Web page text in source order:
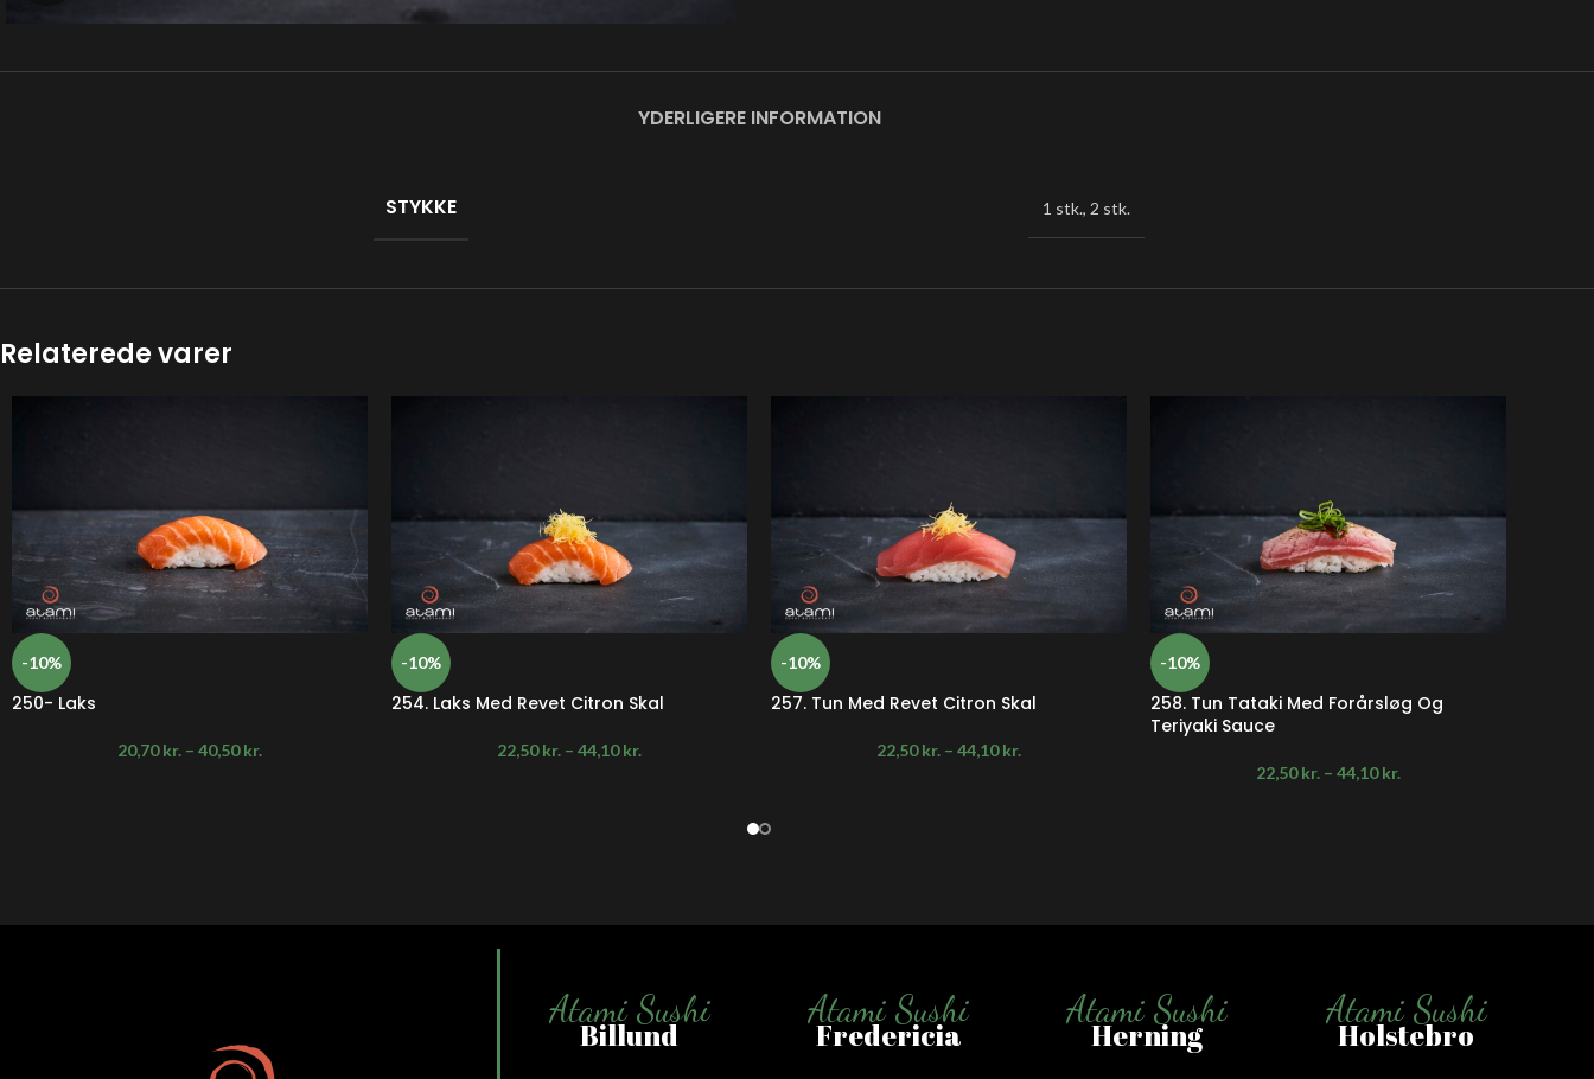
YDERLIGERE INFORMATION
STYKKE 1 stk., 2 stk.
Relaterede varer
-10%
250- Laks
20,70kr. – 40,50kr.
-10%
254. Laks Med Revet Citron Skal
22,50kr. – 44,10kr.
-10%
257. Tun Med Revet Citron Skal
22,50kr. – 44,10kr.
-10%
258. Tun Tataki Med Forårsløg Og
Teriyaki Sauce
22,50kr. – 44,10kr.
Atami Sushi
Billund
Atami Sushi
Fredericia
Atami Sushi
Herning
Atami Sushi
Holstebro